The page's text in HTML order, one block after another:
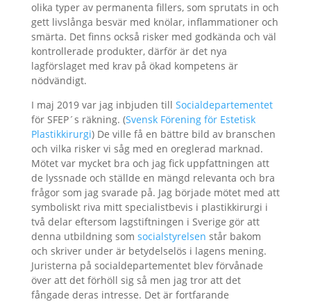
olika typer av permanenta fillers, som sprutats in och
gett livslånga besvär med knölar, inflammationer och
smärta. Det finns också risker med godkända och väl
kontrollerade produkter, därför är det nya
lagförslaget med krav på ökad kompetens är
nödvändigt.
I maj 2019 var jag inbjuden till Socialdepartementet
för SFEP´s räkning. (Svensk Förening för Estetisk
Plastikkirurgi) De ville få en bättre bild av branschen
och vilka risker vi såg med en oreglerad marknad.
Mötet var mycket bra och jag fick uppfattningen att
de lyssnade och ställde en mängd relevanta och bra
frågor som jag svarade på. Jag började mötet med att
symboliskt riva mitt specialistbevis i plastikkirurgi i
två delar eftersom lagstiftningen i Sverige gör att
denna utbildning som socialstyrelsen står bakom
och skriver under är betydelselös i lagens mening.
Juristerna på socialdepartementet blev förvånade
över att det förhöll sig så men jag tror att det
fångade deras intresse. Det är fortfarande